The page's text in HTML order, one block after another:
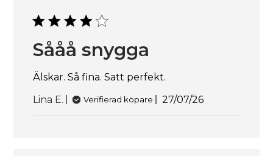
Sååå snygga
Älskar. Så fina. Satt perfekt.
Lina E.
Verifierad köpare 27/07/26